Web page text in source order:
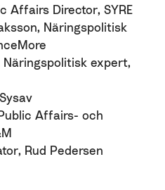
Affairs Director, SYRE
Näringspolitisk
Näringspolitisk expert,
Affairs- och
Rud Pedersen